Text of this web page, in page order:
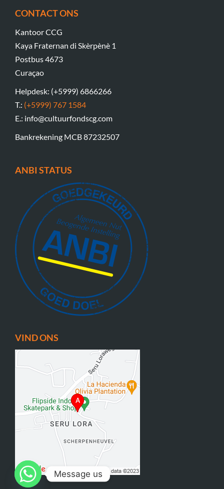
CONTACT ONS
Kantoor CCG
Kaya Fraternan di Skèrpènè 1
Postbus 4673
Curaçao
Helpdesk: (+5999) 6866266
T.: (+5999) 767 1584
E.: info@cultuurfondscg.com
Bankrekening MCB 87232507
ANBI STATUS
VIND ONS
Message us